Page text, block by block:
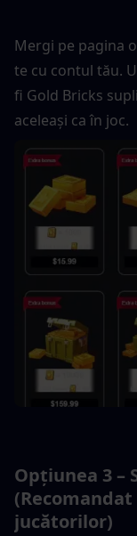
Mergi pe pagina
te cu contul tău.
fi Gold Bricks
aceleași ca în joc.
Opțiunea 3 –
jucătorilor)